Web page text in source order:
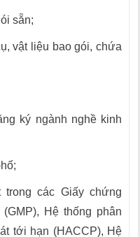
sẵn;
vật liệu bao gói, chứa
ký ngành nghề kinh
các Giấy chứng
Hệ thống phân
tới hạn (HACCP), Hệ